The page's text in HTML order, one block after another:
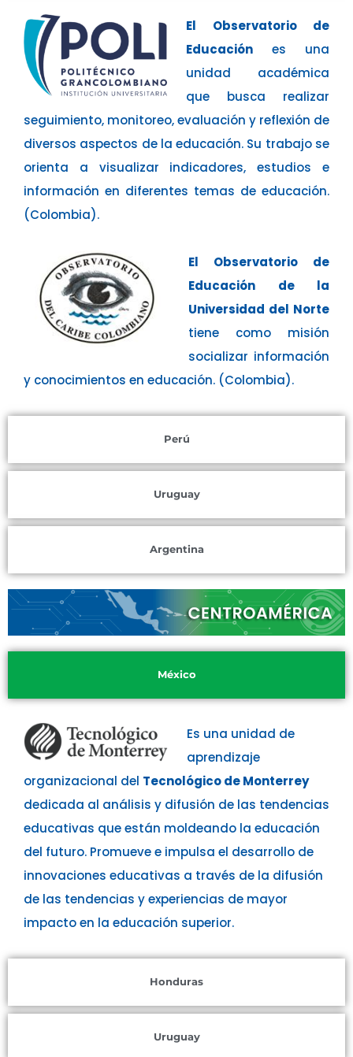
Perú
Uruguay
Argentina
El Observatorio de
Educación es una
unidad académica
que busca realizar
seguimiento, monitoreo, evaluación y reflexión de
diversos aspectos de la educación. Su trabajo se
orienta a visualizar indicadores, estudios e
información en diferentes temas de educación.
(Colombia).
El Observatorio de
Educación de la
Universidad del Norte
tiene como misión
socializar información
y conocimientos en educación. (Colombia).
México
Honduras
Uruguay
Es una unidad de
aprendizaje
organizacional del Tecnológico de Monterrey
dedicada al análisis y difusión de las tendencias
educativas que están moldeando la educación
del futuro. Promueve e impulsa el desarrollo de
innovaciones educativas a través de la difusión
de las tendencias y experiencias de mayor
impacto en la educación superior.